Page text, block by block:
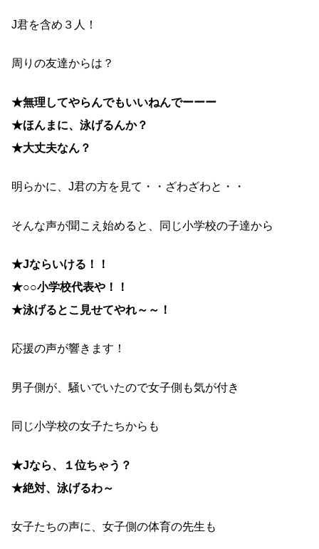
J君を含め３人！
周りの友達からは？
★無理してやらんでもいいねんでーーー
★ほんまに、泳げるんか？
★大丈夫なん？
明らかに、J君の方を見て・・ざわざわと・・
そんな声が聞こえ始めると、同じ小学校の子達から
★Jならいける！！
★○○小学校代表や！！
★泳げるとこ見せてやれ～～！
応援の声が響きます！
男子側が、騒いでいたので女子側も気が付き
同じ小学校の女子たちからも
★Jなら、１位ちゃう？
★絶対、泳げるわ～
女子たちの声に、女子側の体育の先生も